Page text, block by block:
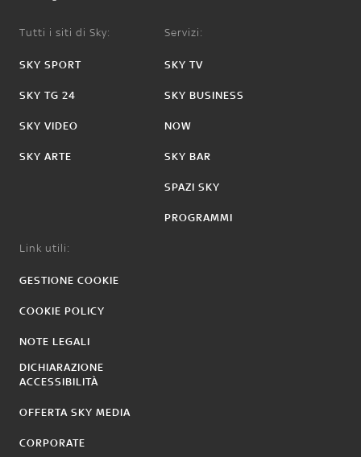
Tutti i siti di Sky:
SKY SPORT
SKY TG 24
SKY VIDEO
SKY ARTE
Servizi:
SKY TV
SKY BUSINESS
NOW
SKY BAR
SPAZI SKY
PROGRAMMI
Link utili:
GESTIONE COOKIE
COOKIE POLICY
NOTE LEGALI
DICHIARAZIONE
ACCESSIBILITÀ
OFFERTA SKY MEDIA
CORPORATE